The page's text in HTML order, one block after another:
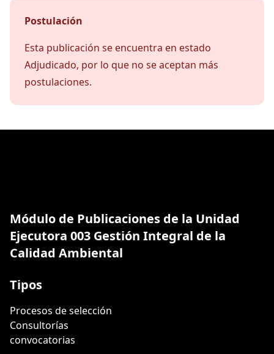
Postulación
Esta publicación se encuentra en estado
Adjudicado, por lo que no se aceptan más
postulaciones.
Módulo de Publicaciones de la Unidad
Ejecutora 003 Gestión Integral de la
Calidad Ambiental
Tipos
Procesos de selección
Consultorías
convocatorias